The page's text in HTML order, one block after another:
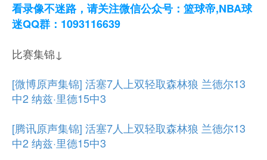
看录像不迷路，请关注微信公众号：篮球帝,NBA球
迷QQ群：1093116639
比赛集锦↓
[微博原声集锦] 活塞7人上双轻取森林狼 兰德尔13
中2 纳兹·里德15中3
[腾讯原声集锦] 活塞7人上双轻取森林狼 兰德尔13
中2 纳兹·里德15中3